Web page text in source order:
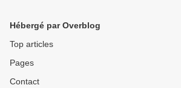
Hébergé par Overblog
Top articles
Pages
Contact